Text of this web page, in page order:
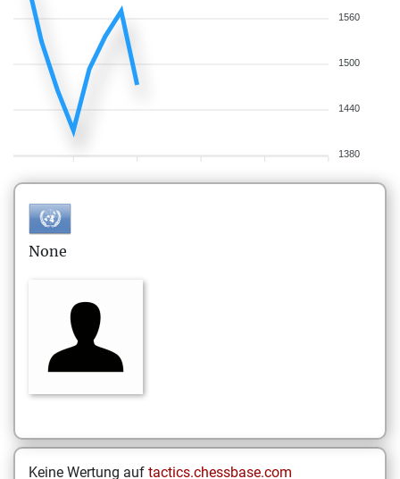
1560
1500
1440
1380
None
Keine Wertung auf tactics.chessbase.com